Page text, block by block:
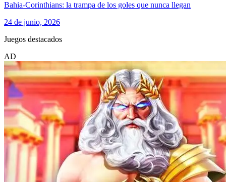
Bahia-Corinthians: la trampa de los goles que nunca llegan
24 de junio, 2026
Juegos destacados
AD